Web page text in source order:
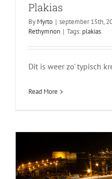
Plakias
By Myrto | september 15th,
Rethymnon | Tags: plakias
Dit is weer zo' typisch
Read More